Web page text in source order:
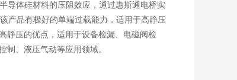
导体硅材料的压阻效应，通过惠斯通电桥实
产品有极好的单端过载能力，适用于高静压
静压的优点，适用于设备检漏、电磁阀检
制、液压气动等应用领域。